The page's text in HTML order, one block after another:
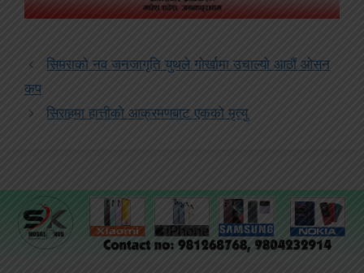
सिमराको नव जनजागृति युथले गोर्खामा उचाल्यो आठौं ओसन
कप
सिराहमा हात्तीको आक्रमणबाट एकको मृत्यु